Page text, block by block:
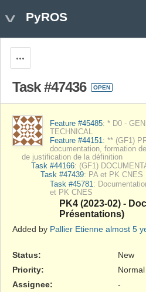
PyROS
Task #47436 OPEN
Feature #45485: * D0 -
TECHNICAL
Feature #44151: ** (GF1)
documentation, formation
de justification de la définition
Task #44166: (GF1)
Task #47439: PA et PK CNES
Task #45781 :
et PK CNES
PK4 (2023-02) -
Présentations)
Added by Pallier Etienne almost 5
Status:
New
Priority:
Normal
Assignee:
-